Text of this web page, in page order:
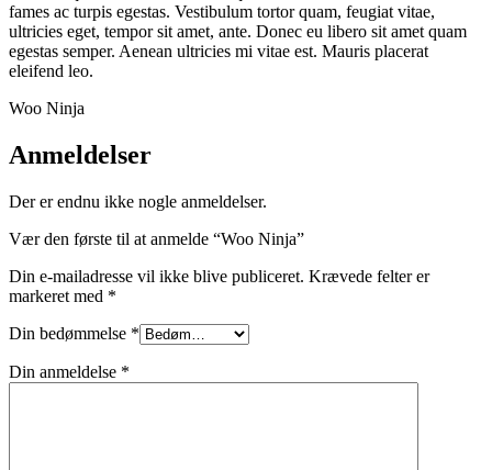
fames ac turpis egestas. Vestibulum tortor quam, feugiat vitae,
ultricies eget, tempor sit amet, ante. Donec eu libero sit amet quam
egestas semper. Aenean ultricies mi vitae est. Mauris placerat
eleifend leo.
Woo Ninja
Anmeldelser
Der er endnu ikke nogle anmeldelser.
Vær den første til at anmelde “Woo Ninja”
Din e-mailadresse vil ikke blive publiceret. Krævede felter er
markeret med *
Din bedømmelse *
Din anmeldelse *